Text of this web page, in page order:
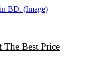
The Best Price